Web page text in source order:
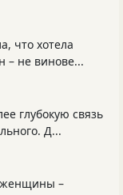
что хотела
– не винове...
глубокую связь
Д...
женщины –